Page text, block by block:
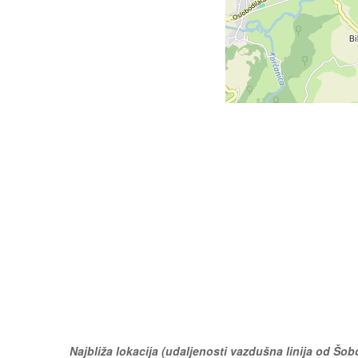
Najbliža lokacija (udaljenosti vazdušna linija od